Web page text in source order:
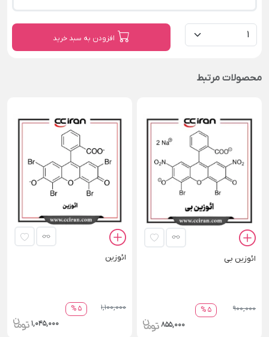
افزودن به سبد خرید
محصولات مرتبط
ائوزين بی
5 %
900,000
855,000
ائوزین
5 %
1,100,000
1,045,000